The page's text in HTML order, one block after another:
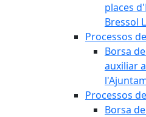
places
Bressol
Processos
Borsa
auxiliar
Processos
Borsa